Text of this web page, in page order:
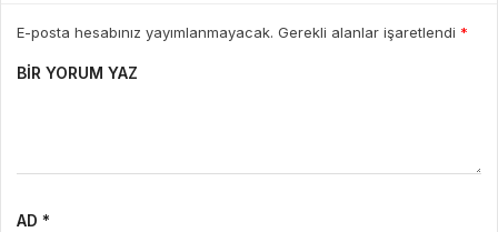
E-posta hesabınız yayımlanmayacak. Gerekli alanlar işaretlendi *
BIR YORUM YAZ
AD *